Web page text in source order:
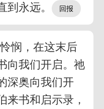
永远。
悯，在这末后
向我们开启。祂
深奥向我们开
来书和启示录，